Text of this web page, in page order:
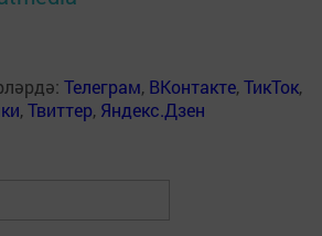
Телеграм, ВКонтакте,ТикТок,
,Твиттер, Яндекс.Дзен